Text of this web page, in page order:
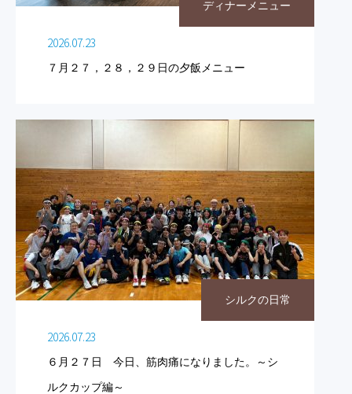
ディナーメニュー
2026.07.23
７月２７，２８，２９日の夕飯メニュー
シルクの日常
2026.07.23
６月２７日 今日、筋肉痛になりました。～シ
ルクカップ編～